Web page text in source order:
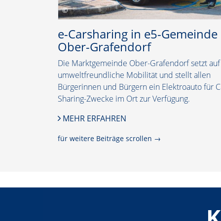
e-Carsharing in e5-Gemeinde
Ober-Grafendorf
Die Marktgemeinde Ober-Grafendorf setzt auf
umweltfreundliche Mobilität und stellt allen
Bürgerinnen und Bürgern ein Elektroauto für
Sharing-Zwecke im Ort zur Verfügung.
MEHR ERFAHREN
für weitere Beiträge scrollen →